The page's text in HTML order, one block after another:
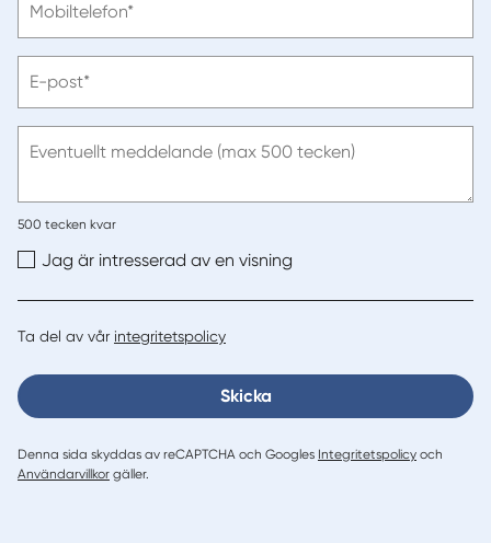
ange
Mobiltelefon*
ange
post
E-post*
Eventuellt meddelande (max 500 tecken)
500 tecken kvar
Jag är intresserad av en visning
Ta del av vår integritetspolicy
Skicka
Denna sida skyddas av reCAPTCHA och Googles Integritetspolicy och
Användarvillkor gäller.